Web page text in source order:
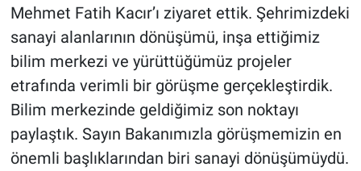
Mehmet Fatih Kacır’ı ziyaret ettik. Şehrimizdeki
sanayi alanlarının dönüşümü, inşa ettiğimiz
bilim merkezi ve yürüttüğümüz projeler
etrafında verimli bir görüşme gerçekleştirdik.
Bilim merkezinde geldiğimiz son noktayı
paylaştık. Sayın Bakanımızla görüşmemizin en
önemli başlıklarından biri sanayi dönüşümüydü.